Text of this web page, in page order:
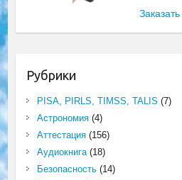
Заказать
Рубрики
PISA, PIRLS, TIMSS, TALIS (7)
Астрономия(4)
Аттестация(156)
Аудиокнига(18)
Безопасность(14)